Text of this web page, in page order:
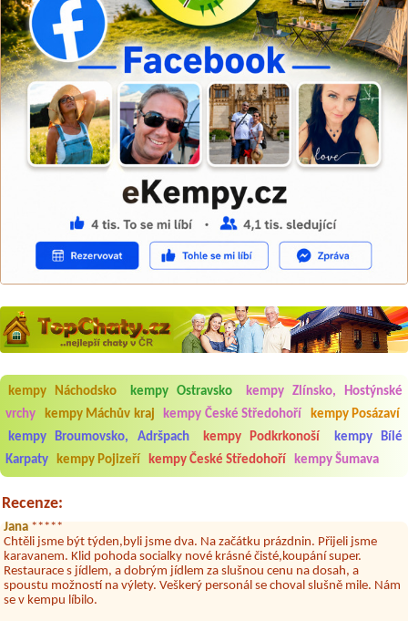
kempy Náchodsko kempy Ostravsko
kempy Zlínsko, Hostýnské
vrchy
kempy Máchův kraj kempy České Středohoří
kempy Posázaví
kempy Broumovsko, Adršpach
kempy Podkrkonoší
kempy Bílé
Karpaty
kempy Pojizeří kempy České Středohoří kempy Šumava
Recenze:
Aneta Melicharová***
Byli jsme zde v týdnu od 25.7. do 1.8. 2026. Kemp jako takový je pěkný.
V umývárně i na WC bylo vždy čisto, doplněný papír i utěrky, což při
množství návštěvníků není samozřejmost. V kempu je obchod a
restaurace, kebab a další občerstvení. Co nás ale velice zklamalo byl
celodenní hluk z repráků u stanů a absolutní bezohlednost ostatních
ubytovaných. Přes den jsem si připadala jak na pouti- z každého koutu
Jana
*****
Chtěli jsme být týden,byli jsme dva. Na začátku prázdnin. Přijeli jsme
karavanem. Klid pohoda socialky nové krásné čisté,koupání super.
Restaurace s jídlem, a dobrým jídlem za slušnou cenu na dosah, a
spoustu možností na výlety. Veškerý personál se choval slušně mile. Nám
se v kempu líbilo.